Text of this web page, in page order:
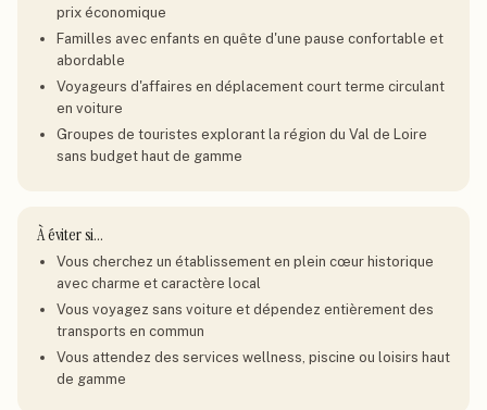
prix économique
Familles avec enfants en quête d'une pause confortable et
abordable
Voyageurs d'affaires en déplacement court terme circulant
en voiture
Groupes de touristes explorant la région du Val de Loire
sans budget haut de gamme
À éviter si…
Vous cherchez un établissement en plein cœur historique
avec charme et caractère local
Vous voyagez sans voiture et dépendez entièrement des
transports en commun
Vous attendez des services wellness, piscine ou loisirs haut
de gamme